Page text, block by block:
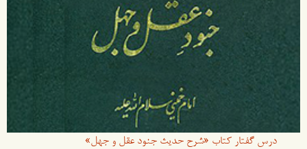
درس گفتار کتاب «شرح حدیث جنود عقل و جهل»